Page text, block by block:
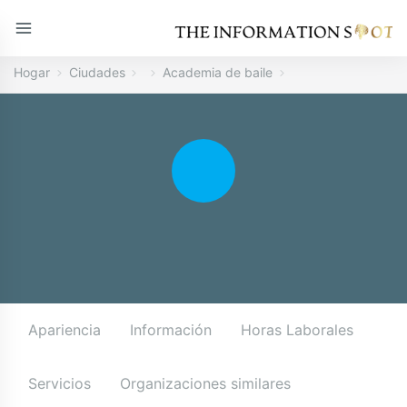
Hogar Ciudades Academia de baile
Apariencia Información Horas Laborales
Servicios Organizaciones similares